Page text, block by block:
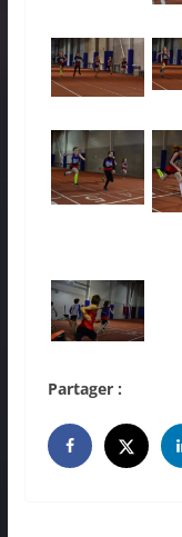
Partager :